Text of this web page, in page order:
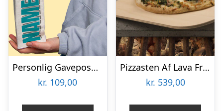
Personlig Gavepose til vin med Tekst
kr. 109,00
Pizzasten Af Lava Fra Etna
kr. 539,00